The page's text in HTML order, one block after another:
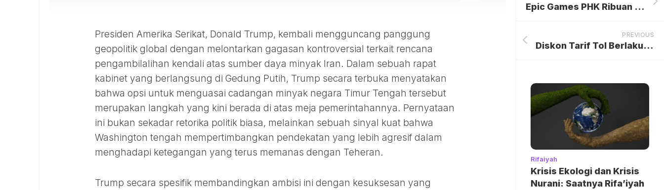
Presiden Amerika Serikat, Donald Trump, kembali mengguncang panggung
geopolitik global dengan melontarkan gagasan kontroversial terkait rencana
pengambilalihan kendali atas sumber daya minyak Iran. Dalam sebuah rapat
kabinet yang berlangsung di Gedung Putih, Trump secara terbuka menyatakan
bahwa opsi untuk menguasai cadangan minyak negara Timur Tengah tersebut
merupakan langkah yang kini berada di atas meja pemerintahannya. Pernyataan
ini bukan sekadar retorika politik biasa, melainkan sebuah sinyal kuat bahwa
Washington tengah mempertimbangkan pendekatan yang lebih agresif dalam
menghadapi ketegangan yang terus memanas dengan Teheran.
Trump secara spesifik membandingkan ambisi ini dengan kesuksesan yang
Epic Games PHK Ribuan Karyawan, Bukan Karena AI Tapi Fortnite
PREVIOUS
Diskon Tarif Tol Berlaku Lagi, Balik ke Jakarta dari Semarang Cuma Segini
Rifaiyah
Krisis Ekologi dan Krisis
Nurani: Saatnya Rifa’iyah